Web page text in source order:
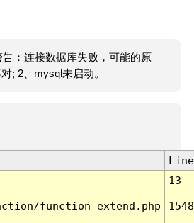
：连接数据库失败，可能的原
; 2、mysql未启动。
Line
13
function_extend.php 1548